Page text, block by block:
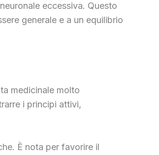
eccessiva. Questo
generale e a un equilibrio
medicinale molto
i principi attivi,
È nota per favorire il